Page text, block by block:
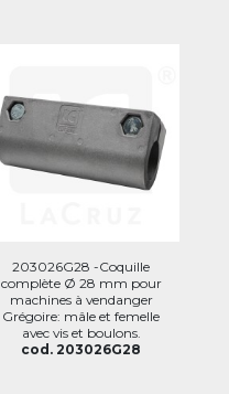
203026G28 -Coquille
complète Ø 28 mm pour
machines à vendanger
Grégoire: mâle et femelle
avec vis et boulons.
cod. 203026G28